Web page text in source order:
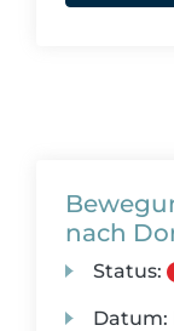
nach
Status:
Datum: